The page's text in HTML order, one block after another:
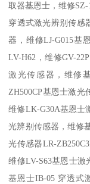
取器基恩士，维修
穿透式激光辨别传感
器，维修LJ-G015基
LV-H62，维修GV-
激光传感器，维修
ZH500CP基恩士激光
维修LK-G30A基恩士
光辨别传感器，维修
光传感器LR-
维修LV-S63基恩士激
基恩士IB-05 穿透式